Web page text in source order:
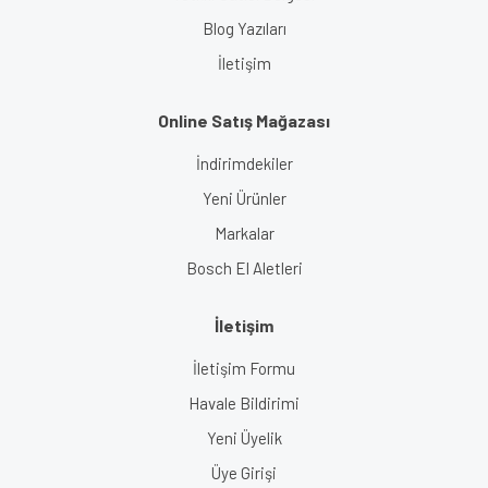
Blog Yazıları
İletişim
Online Satış Mağazası
İndirimdekiler
Yeni Ürünler
Markalar
Bosch El Aletleri
İletişim
İletişim Formu
Havale Bildirimi
Yeni Üyelik
Üye Girişi